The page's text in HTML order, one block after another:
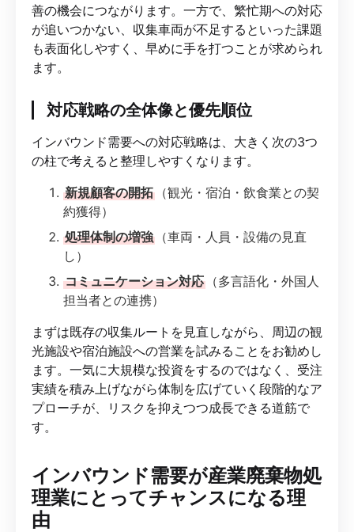
善の機会につながります。一方で、繁忙期への対応
が追いつかない、収集車両が不足するといった課題
も表面化しやすく、早めに手を打つことが求められ
ます。
対応戦略の全体像と優先順位
インバウンド需要への対応戦略は、大きく次の3つ
の柱で考えると整理しやすくなります。
新規顧客の開拓 （観光・宿泊・飲食業との契
約獲得）
処理体制の増強 （車両・人員・設備の見直
し）
コミュニケーション対応 （多言語化・外国人
担当者との連携）
まずは既存の収集ルートを見直しながら、周辺の観
光施設や宿泊施設への営業を試みることをお勧めし
ます。一気に大規模な投資をするのではなく、受注
実績を積み上げながら体制を広げていく段階的なア
プローチが、リスクを抑えつつ成長できる道筋で
す。
インバウンド需要が産業廃棄物処
理業にとってチャンスになる理
由